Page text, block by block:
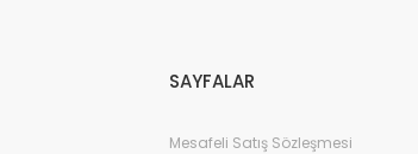
SAYFALAR
Mesafeli Satış Sözleşmesi